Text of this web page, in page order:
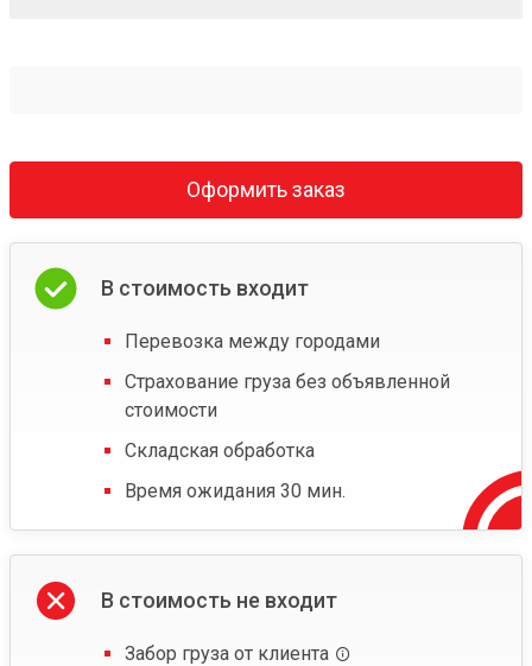
Оформить заказ
В стоимость входит
Перевозка между городами
Страхование груза без объявленной
стоимости
Складская обработка
Время ожидания 30 мин.
В стоимость не входит
Забор груза от клиента